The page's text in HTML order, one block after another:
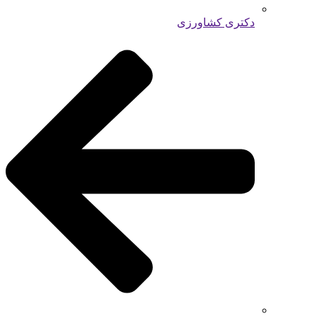
دکتری کشاورزی